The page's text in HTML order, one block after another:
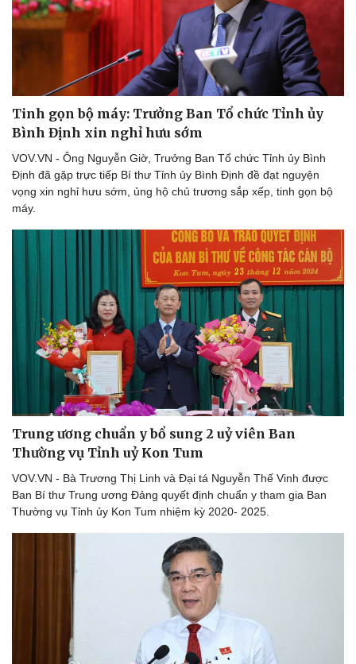
Tỷ giá
Chứng khoán
Giá cà phê
Tinh gọn bộ máy: Trưởng Ban Tổ chức Tỉnh ủy
Bình Định xin nghỉ hưu sớm
VOV.VN - Ông Nguyễn Giờ, Trưởng Ban Tổ chức Tỉnh ủy Bình
Định đã gặp trực tiếp Bí thư Tỉnh ủy Bình Định đề đạt nguyện
vọng xin nghỉ hưu sớm, ủng hộ chủ trương sắp xếp, tinh gọn bộ
máy.
Trung ương chuẩn y bổ sung 2 uỷ viên Ban
Thường vụ Tỉnh uỷ Kon Tum
VOV.VN - Bà Trương Thị Linh và Đại tá Nguyễn Thế Vinh được
Ban Bí thư Trung ương Đảng quyết định chuẩn y tham gia Ban
Thường vụ Tỉnh ủy Kon Tum nhiệm kỳ 2020- 2025.